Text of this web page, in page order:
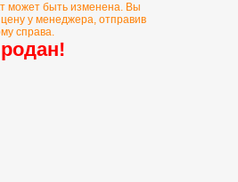
может быть изменена. Вы
у менеджера, отправив
справа.